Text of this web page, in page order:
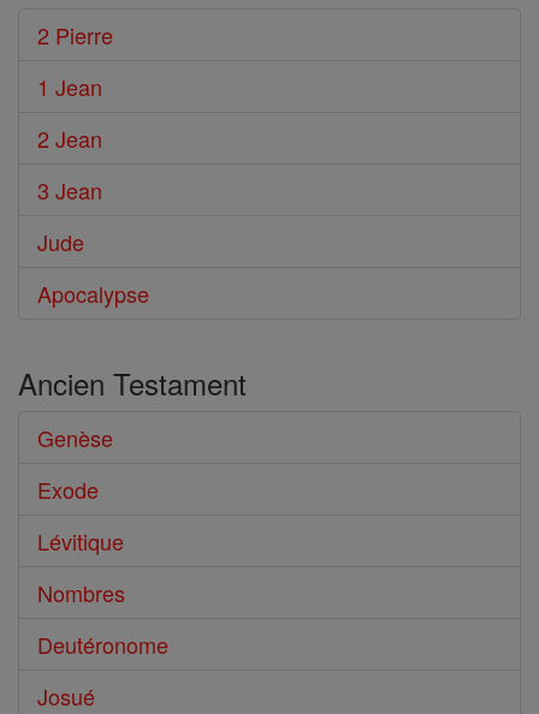
2 Pierre
1 Jean
2 Jean
3 Jean
Jude
Apocalypse
Ancien Testament
Genèse
Exode
Lévitique
Nombres
Deutéronome
Josué